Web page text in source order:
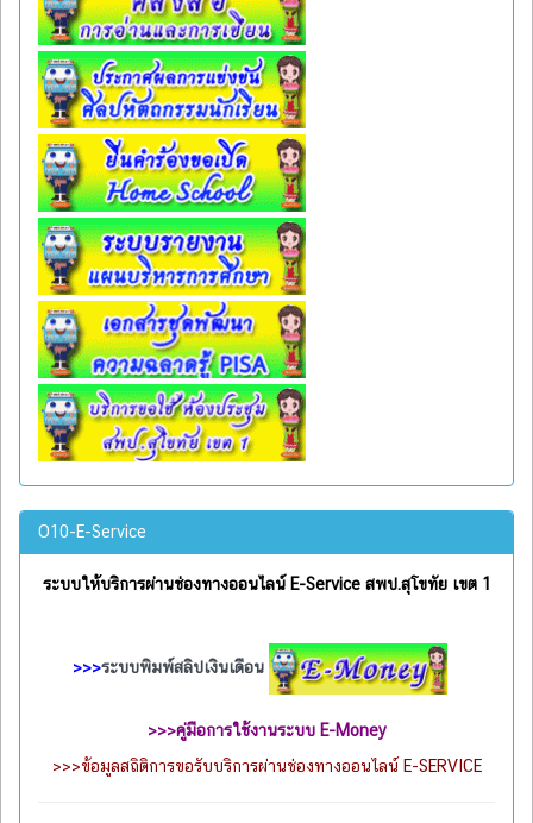
O10-E-Service
ระบบให้บริการผ่านช่องทางออนไลน์ E-Service สพป.สุโขทัย เขต 1
>>>ระบบพิมพ์สลิปเงินเดือน
>>>คู่มือการใช้งานระบบ E-Money
>>>ข้อมูลสถิติการขอรับบริการผ่านช่องทางออนไลน์ E-SERVICE